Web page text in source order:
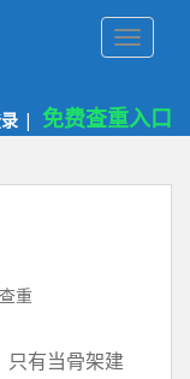
| 免费查重入口
重
只有当骨架建